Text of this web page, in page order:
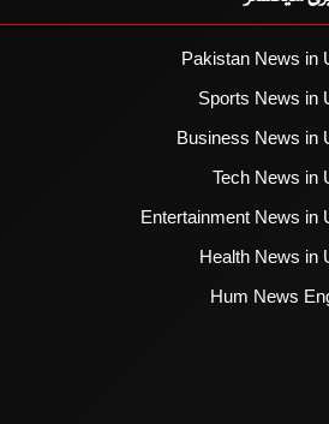
Pakistan News in
Sports News in
Business News in
Tech News in
Entertainment News in
Health News in
Hum News